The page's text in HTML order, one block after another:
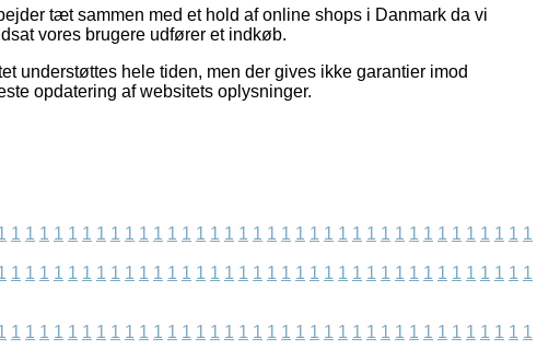
tæt sammen med et hold af online shops i Danmark da vi
vores brugere udfører et indkøb.
understøttes hele tiden, men der gives ikke garantier imod
opdatering af websitets oplysninger.
1 1 1 1 1 1 1 1 1 1 1 1 1 1 1 1 1 1 1 1 1 1 1 1 1 1 1 1 1 1 1 1 1 1 1 1 1
1 1 1 1 1 1 1 1 1 1 1 1 1 1 1 1 1 1 1 1 1 1 1 1 1 1 1 1 1 1 1 1 1 1 1 1 1
1 1 1 1 1 1 1 1 1 1 1 1 1 1 1 1 1 1 1 1 1 1 1 1 1 1 1 1 1 1 1 1 1 1 1 1 1